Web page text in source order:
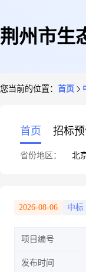
荆州市生
您当前的位置： 首页
首页 招标
省份地区： 北
2026-08-06 中标
项目编号
发布时间